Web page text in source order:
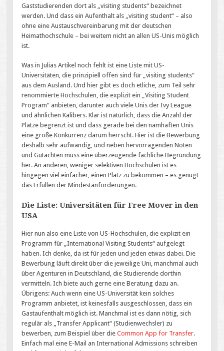
Gaststudierenden dort als „visiting students“ bezeichnet
werden. Und dass ein Aufenthalt als „visiting student“ – also
ohne eine Austauschvereinbarung mit der deutschen
Heimathochschule – bei weitem nicht an allen US-Unis möglich
ist.
Was in Julias Artikel noch fehlt ist eine Liste mit US-
Universitäten, die prinzipiell offen sind für „visiting students“
aus dem Ausland. Und hier gibt es doch etliche, zum Teil sehr
renommierte Hochschulen, die explizit ein „Visiting Student
Program“ anbieten, darunter auch viele Unis der Ivy League
und ähnlichen Kalibers. Klar ist natürlich, dass die Anzahl der
Plätze begrenzt ist und dass gerade bei den namhaften Unis
eine große Konkurrenz darum herrscht. Hier ist die Bewerbung
deshalb sehr aufwändig, und neben hervorragenden Noten
und Gutachten muss eine überzeugende fachliche Begründung
her. An anderen, weniger selektiven Hochschulen ist es
hingegen viel einfacher, einen Platz zu bekommen – es genügt
das Erfüllen der Mindestanforderungen.
Die Liste: Universitäten für Free Mover in den
USA
Hier nun also eine Liste von US-Hochschulen, die explizit ein
Programm für „International Visiting Students“ aufgelegt
haben. Ich denke, da ist für jeden und jeden etwas dabei. Die
Bewerbung läuft direkt über die jeweilige Uni, manchmal auch
über Agenturen in Deutschland, die Studierende dorthin
vermitteln. Ich biete auch gerne eine Beratung dazu an.
Übrigens: Auch wenn eine US-Universität kein solches
Programm anbietet, ist keinesfalls ausgeschlossen, dass ein
Gastaufenthalt möglich ist. Manchmal ist es dann nötig, sich
regulär als „Transfer Applicant“ (Studienwechsler) zu
bewerben, zum Beispiel über dieCommon App for Transfer.
Einfach mal eine E-Mail an International Admissions schreiben